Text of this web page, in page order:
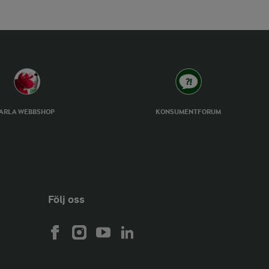
WEBBSHOP KONSUMENTFORUM
Följ oss